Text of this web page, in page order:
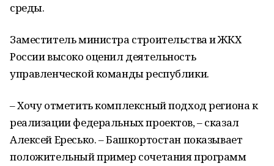
среды.
Заместитель министра строительства и ЖКХ
России высоко оценил деятельность
управленческой команды республики.
– Хочу отметить комплексный подход региона к
реализации федеральных проектов, – сказал
Алексей Ересько. – Башкортостан показывает
положительный пример сочетания программ